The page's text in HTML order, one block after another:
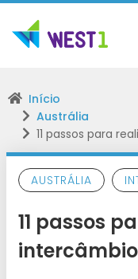
Início
Austrália
11 passos para
AUSTRÁLIA
11 passos